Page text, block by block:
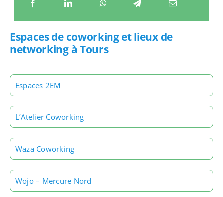
Espaces de coworking et lieux de
networking à Tours
Espaces 2EM
L’Atelier Coworking
Waza Coworking
Wojo – Mercure Nord